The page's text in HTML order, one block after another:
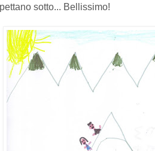
sotto... Bellissimo!